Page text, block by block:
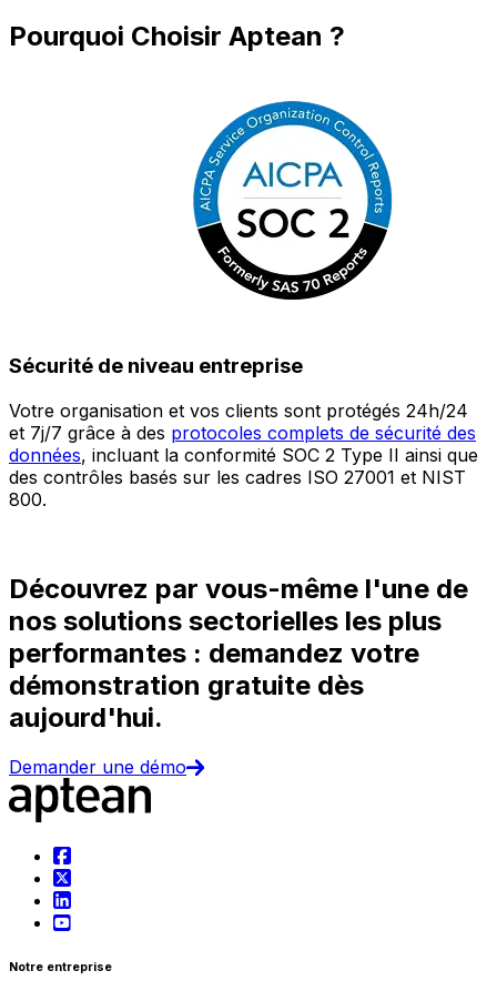
Pourquoi Choisir Aptean ?
Sécurité de niveau entreprise
Votre organisation et vos clients sont protégés 24h/24
et 7j/7 grâce à des protocoles complets de sécurité des
données, incluant la conformité SOC 2 Type II ainsi que
des contrôles basés sur les cadres ISO 27001 et NIST
800.
Découvrez par vous-même l'une de
nos solutions sectorielles les plus
performantes : demandez votre
démonstration gratuite dès
aujourd'hui.
Demander une démo
Notre entreprise